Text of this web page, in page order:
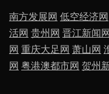
南方发展网 低空经济网
活网 贵州网 晋江新闻
网 重庆大足网 萧山网
网 粤港澳都市网 贺州